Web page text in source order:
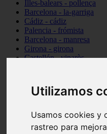
Utilizamos
Usamos cookies y
rastreo para
Illes-balears - pollença
Barcelona - la-garriga
Cádiz - cádiz
Palencia - frómista
Barcelona - manresa
Girona - girona
Castellón - vinaròs
Málaga - nerja
Girona - blanes
Málaga - marbella
Asturias - gijón